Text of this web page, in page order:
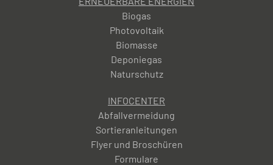
Biogas
Photovoltaik
Biomasse
Deponiegas
Naturschutz
INFOCENTER
Abfallvermeidung
Sortieranleitungen
Flyer und Broschüren
Formulare